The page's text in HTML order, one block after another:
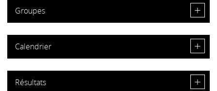
Groupes
Calendrier
Résultats